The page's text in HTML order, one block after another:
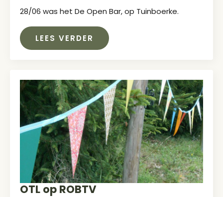
28/06 was het De Open Bar, op Tuinboerke.
LEES VERDER
OTL op ROBTV